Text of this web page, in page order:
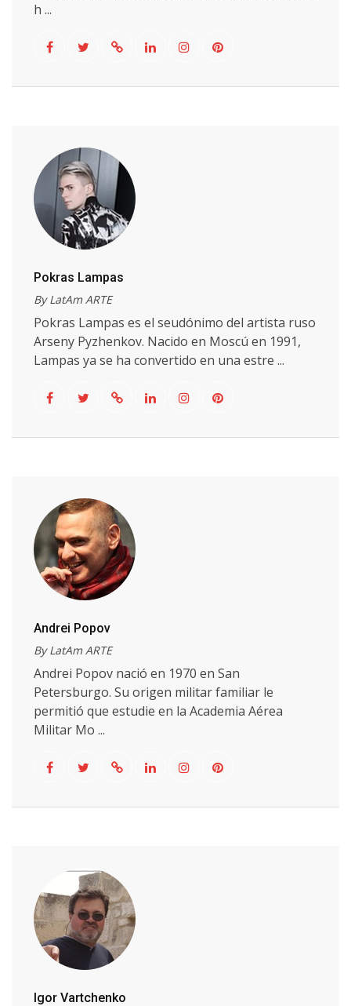
h ...
Pokras Lampas
By LatAm ARTE
Pokras Lampas es el seudónimo del artista ruso
Arseny Pyzhenkov. Nacido en Moscú en 1991,
Lampas ya se ha convertido en una estre ...
Andrei Popov
By LatAm ARTE
Andrei Popov nació en 1970 en San
Petersburgo. Su origen militar familiar le
permitió que estudie en la Academia Aérea
Militar Mo ...
Igor Vartchenko